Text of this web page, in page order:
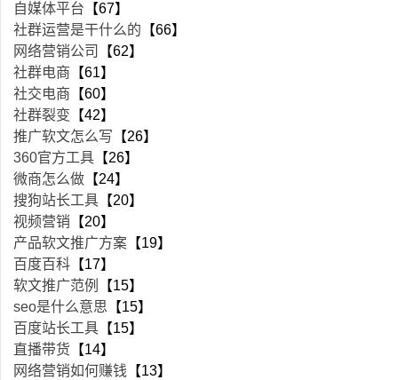
自媒体平台 【67】
社群运营是干什么的 【66】
网络营销公司
【62】
社群电商 【61】
社交电商 【60】
社群裂变 【42】
推广软文怎么写 【26】
360官方工具 【26】
微商怎么做 【24】
搜狗站长工具 【20】
视频营销 【20】
产品软文推广方案 【19】
百度百科 【17】
软文推广范例
【15】
seo是什么意思 【15】
百度站长工具 【15】
直播带货 【14】
网络营销如何赚钱 【13】